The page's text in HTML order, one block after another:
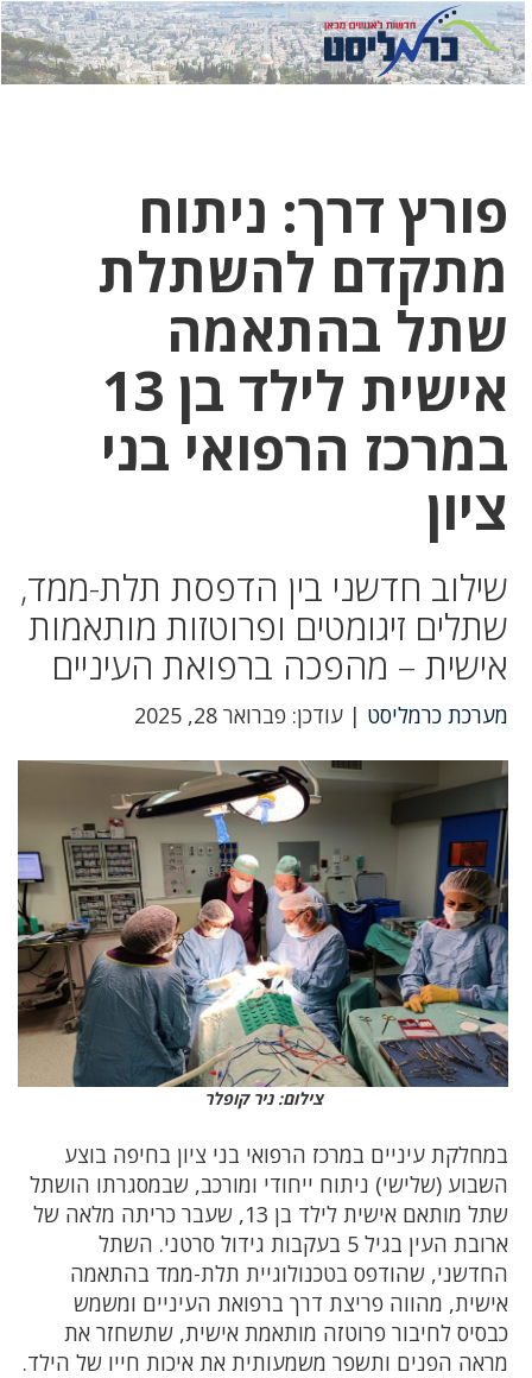
לחץ
כאן
לחץ
כדי
פורץ דרך: ניתוח
מתקדם להשתלת
שתל בהתאמה
אישית לילד בן 13
במרכז הרפואי בני
ציון
שילוב חדשני בין הדפסת תלת-ממד,
שתלים זיגומטים ופרוטזות מותאמות
אישית – מהפכה ברפואת העיניים
מערכת כרמליסט | עודכן: פברואר 28, 2025
צילום: ניר קופלר
במחלקת עיניים במרכז הרפואי בני ציון בחיפה בוצע
השבוע (שלישי) ניתוח ייחודי ומורכב, שבמסגרתו הושתל
שתל מותאם אישית לילד בן 13, שעבר כריתה מלאה של
ארובת העין בגיל 5 בעקבות גידול סרטני. השתל
החדשני, שהודפס בטכנולוגיית תלת-ממד בהתאמה
אישית, מהווה פריצת דרך ברפואת העיניים ומשמש
כבסיס לחיבור פרוטזה מותאמת אישית, שתשחזר את
מראה הפנים ותשפר משמעותית את איכות חייו של הילד.